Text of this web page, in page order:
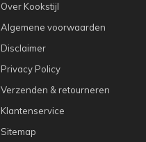
Over Kookstijl
Algemene voorwaarden
Disclaimer
Privacy Policy
Verzenden & retourneren
Klantenservice
Sitemap